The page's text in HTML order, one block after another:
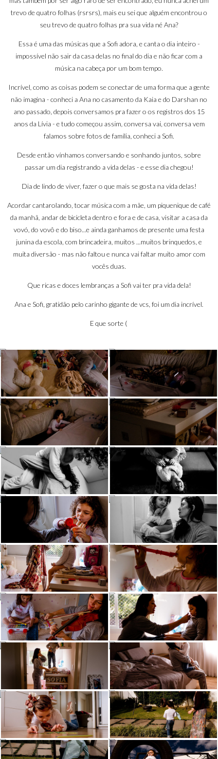
trevo de quatro folhas (rsrsrs), mais eu sei que alguém encontrou o
seu trevo de quatro folhas pra sua vida né Ana?
Essa é uma das músicas que a Sofi adora, e canta o dia inteiro -
impossível não sair da casa delas no final do dia e não ficar com a
música na cabeça por um bom tempo.
Incrível, como as coisas podem se conectar de uma forma que a gente
não imagina - conheci a Ana no casamento da Kaia e do Darshan no
ano passado, depois conversamos pra fazer o os registros dos 15
anos da Lívia - e tudo começou assim, conversa vai, conversa vem
falamos sobre fotos de família, conheci a Sofi.
Desde então vínhamos conversando e sonhando juntos, sobre
passar um dia registrando a vida delas - e esse dia chegou!
Dia de lindo de viver, fazer o que mais se gosta na vida delas!
Acordar cantarolando, tocar música com a mãe, um piquenique de café
da manhã, andar de bicicleta dentro e fora e de casa, visitar a casa da
vovó, do vovô e do biso...e ainda ganhamos de presente uma festa
junina da escola, com brincadeira, muitos ...muitos brinquedos, e
muita diversão - mas não faltou e nunca vai faltar muito amor com
vocês duas.
Que ricas e doces lembranças a Sofi vai ter pra vida dela!
Ana e Sofi, gratidão pelo carinho gigante de vcs, foi um dia incrível.
E que sorte (